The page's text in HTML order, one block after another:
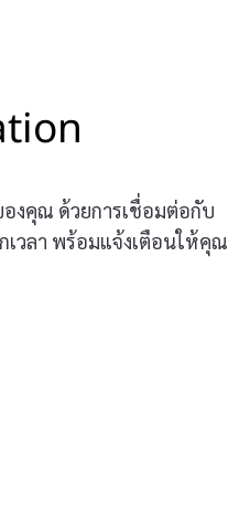
งคุณ ด้วยการเชื่อมต่อกับ
เวลา พร้อมแจ้งเตือนให้คุณ